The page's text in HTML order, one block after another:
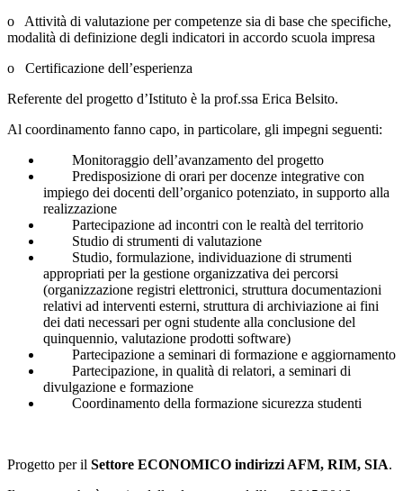
o Attività di valutazione per competenze sia di base che specifiche,
modalità di definizione degli indicatori in accordo scuola impresa
o Certificazione dell’esperienza
Referente del progetto d’Istituto è la prof.ssa Erica Belsito.
Al coordinamento fanno capo, in particolare, gli impegni seguenti:
Monitoraggio dell’avanzamento del progetto
Predisposizione di orari per docenze integrative con
impiego dei docenti dell’organico potenziato, in supporto alla
realizzazione
Partecipazione ad incontri con le realtà del territorio
Studio di strumenti di valutazione
Studio, formulazione, individuazione di strumenti
appropriati per la gestione organizzativa dei percorsi
(organizzazione registri elettronici, struttura documentazioni
relativi ad interventi esterni, struttura di archiviazione ai fini
dei dati necessari per ogni studente alla conclusione del
quinquennio, valutazione prodotti software)
Partecipazione a seminari di formazione e aggiornamento
Partecipazione, in qualità di relatori, a seminari di
divulgazione e formazione
Coordinamento della formazione sicurezza studenti
Progetto per il Settore ECONOMICO indirizzi AFM, RIM, SIA.